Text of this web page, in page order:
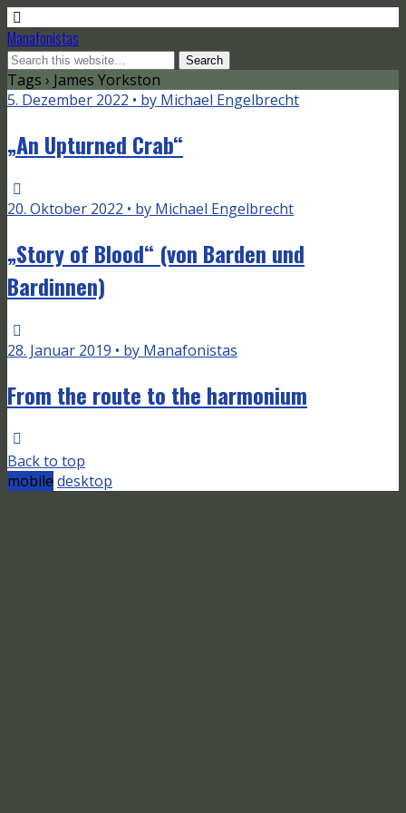
Manafonistas
Tags › James Yorkston
5. Dezember 2022 • by Michael Engelbrecht
„An Upturned Crab“
20. Oktober 2022 • by Michael Engelbrecht
„Story of Blood“ (von Barden und
Bardinnen)
28. Januar 2019 • by Manafonistas
From the route to the harmonium
Back to top
mobile desktop